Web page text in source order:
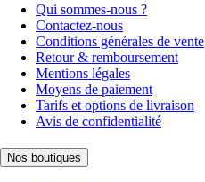
Qui sommes-nous ?
Contactez-nous
Conditions générales de vente
Retour & remboursement
Mentions légales
Moyens de paiement
Tarifs et options de livraison
Avis de confidentialité
Nos boutiques